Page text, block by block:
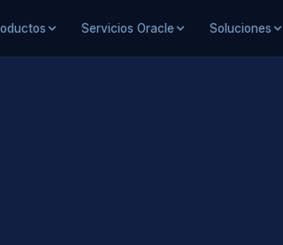
Servicios Oracle Soluciones